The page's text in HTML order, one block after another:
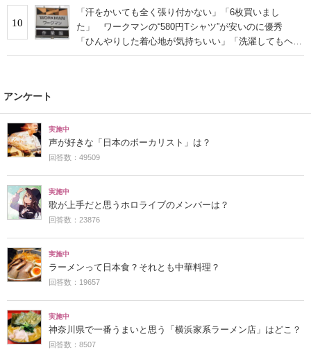
10
「汗をかいても全く張り付かない」「6枚買いまし
た」 ワークマンの“580円Tシャツ”が安いのに優秀
「ひんやりした着心地が気持ちいい」「洗濯してもヘタ
らない」
アンケート
実施中
声が好きな「日本のボーカリスト」は？
回答数：49509
実施中
歌が上手だと思うホロライブのメンバーは？
回答数：23876
実施中
ラーメンって日本食？それとも中華料理？
回答数：19657
実施中
神奈川県で一番うまいと思う「横浜家系ラーメン店」はどこ？
回答数：8507